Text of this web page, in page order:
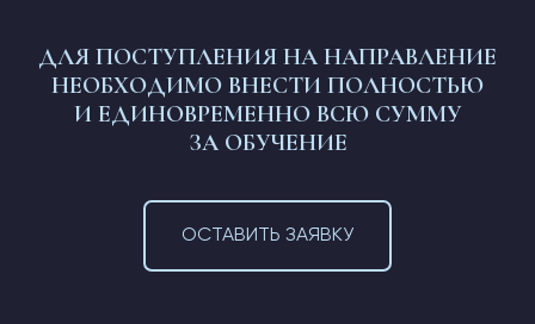
ДЛЯ ПОСТУПЛЕНИЯ НА НАПРАВЛЕНИЕ
НЕОБХОДИМО ВНЕСТИ ПОЛНОСТЬЮ
И ЕДИНОВРЕМЕННО ВСЮ СУММУ
ЗА ОБУЧЕНИЕ
ОСТАВИТЬ ЗАЯВКУ